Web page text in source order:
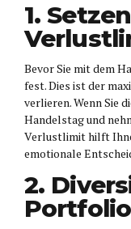
1.
Bevor Sie mit dem
fest. Dies ist der
verlieren. Wenn Sie
Handelstag und
Verlustlimit hilft
emotionale
2.
Portfolio